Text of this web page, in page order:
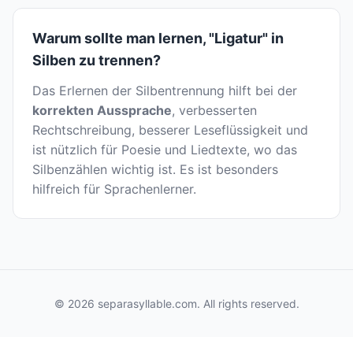
Warum sollte man lernen, "Ligatur" in
Silben zu trennen?
Das Erlernen der Silbentrennung hilft bei der
korrekten Aussprache, verbesserten
Rechtschreibung, besserer Leseflüssigkeit und
ist nützlich für Poesie und Liedtexte, wo das
Silbenzählen wichtig ist. Es ist besonders
hilfreich für Sprachenlerner.
© 2026 separasyllable.com. All rights reserved.